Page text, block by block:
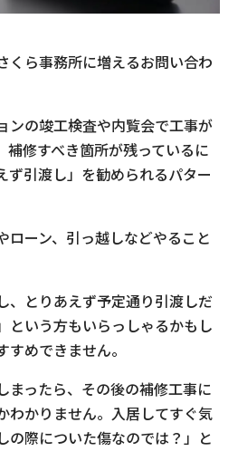
くら事務所に増えるお問い合わ
ンの竣工検査や内覧会で工事が
補修すべき箇所が残っているに
ず引渡し」を勧められるパター
ローン、引っ越しなどやること
、とりあえず予定通り引渡しだ
という方もいらっしゃるかもし
めできません。
まったら、その後の補修工事に
わかりません。入居してすぐ気
の際についた傷なのでは？」と